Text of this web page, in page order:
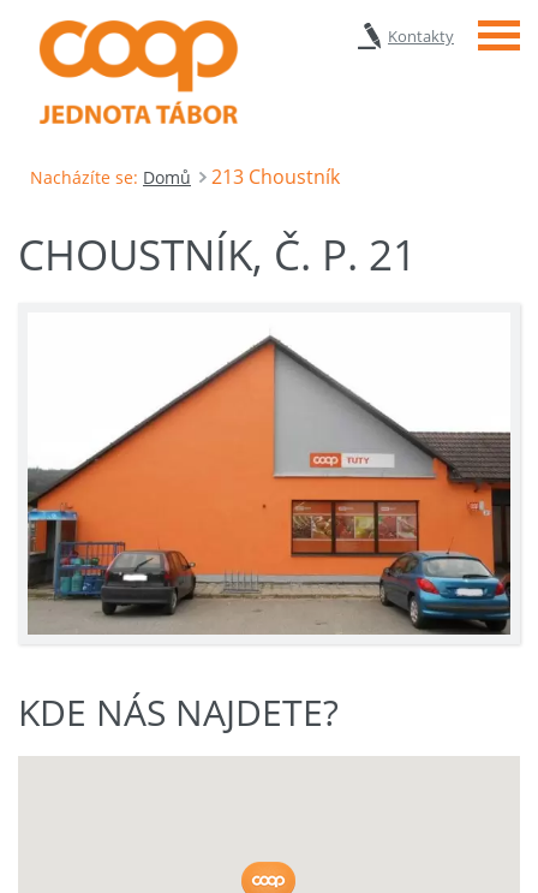
Kontakty Menu
Nacházíte se: Domů 213 Choustník
CHOUSTNÍK, Č. P. 21
KDE NÁS NAJDETE?